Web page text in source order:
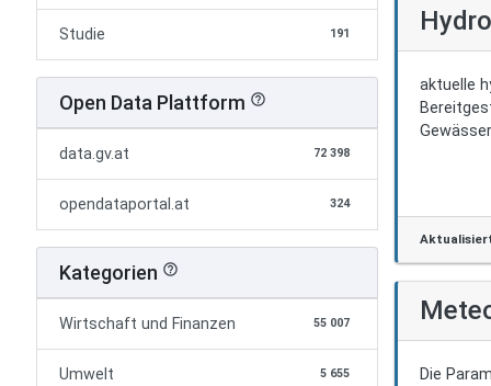
Studie 191
Open Data Plattform help_outline
data.gv.at 72 398
opendataportal.at 324
Kategorien help_outline
Wirtschaft und Finanzen 55 007
Umwelt 5 655
aktuelle
Die